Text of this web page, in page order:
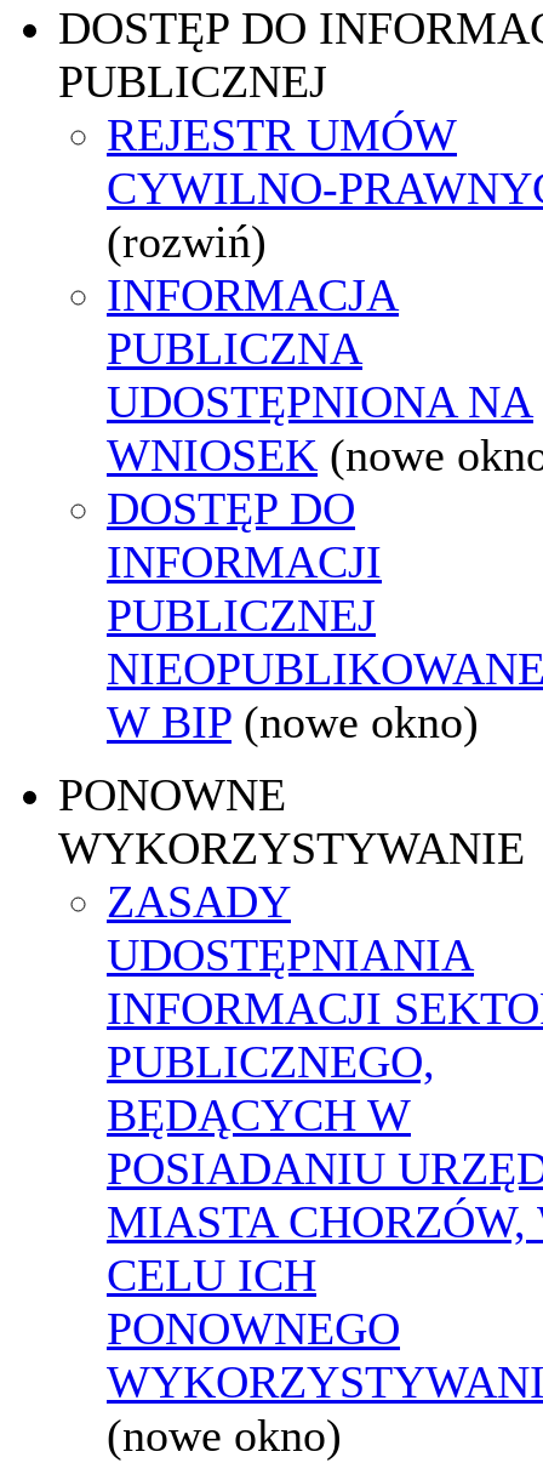
DOSTĘP DO
PUBLICZNEJ
REJESTR UMÓW
CYWILNO-
(rozwiń)
INFORMACJA
PUBLICZNA
UDOSTĘPNIONA NA
WNIOSEK (nowe
DOSTĘP DO
INFORMACJI
PUBLICZNEJ
W BIP (nowe okno)
PONOWNE
WYKORZYSTYWANIE
ZASADY
UDOSTĘPNIANIA
INFORMACJI
PUBLICZNEGO,
BĘDĄCYCH W
POSIADANIU
MIASTA CHORZÓW,
CELU ICH
PONOWNEGO
(nowe okno)